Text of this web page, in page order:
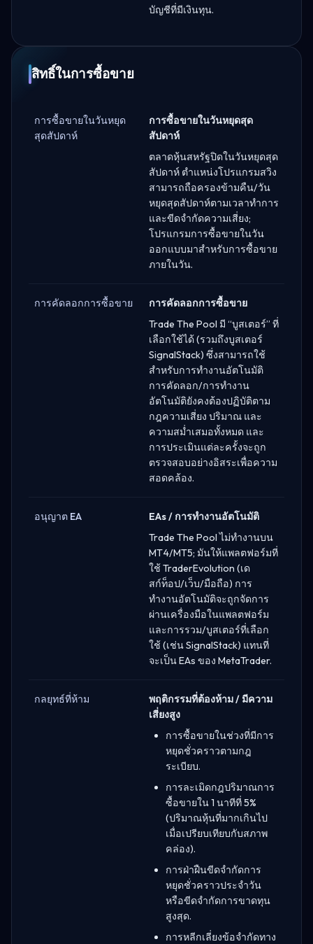
บัญชีที่มีเงินทุน.
สิทธิ์ในการซื้อขาย
การซื้อขายในวันหยุด
สุดสัปดาห์
การซื้อขายในวันหยุดสุด
สัปดาห์
ตลาดหุ้นสหรัฐปิดในวันหยุดสุด
สัปดาห์ ตำแหน่งโปรแกรมสวิง
สามารถถือครองข้ามคืน/วัน
หยุดสุดสัปดาห์ตามเวลาทำการ
และขีดจำกัดความเสี่ยง;
โปรแกรมการซื้อขายในวัน
ออกแบบมาสำหรับการซื้อขาย
ภายในวัน.
การคัดลอกการซื้อขาย
การคัดลอกการซื้อขาย
Trade The Pool มี “บูสเตอร์” ที่
เลือกใช้ได้ (รวมถึงบูสเตอร์
SignalStack) ซึ่งสามารถใช้
สำหรับการทำงานอัตโนมัติ
การคัดลอก/การทำงาน
อัตโนมัติยังคงต้องปฏิบัติตาม
กฎความเสี่ยง ปริมาณ และ
ความสม่ำเสมอทั้งหมด และ
การประเมินแต่ละครั้งจะถูก
ตรวจสอบอย่างอิสระเพื่อความ
สอดคล้อง.
อนุญาต EA
EAs / การทำงานอัตโนมัติ
Trade The Pool ไม่ทำงานบน
MT4/MT5; มันให้แพลตฟอร์มที่
ใช้ TraderEvolution (เด
สก์ท็อป/เว็บ/มือถือ) การ
ทำงานอัตโนมัติจะถูกจัดการ
ผ่านเครื่องมือในแพลตฟอร์ม
และการรวม/บูสเตอร์ที่เลือก
ใช้ (เช่น SignalStack) แทนที่
จะเป็น EAs ของ MetaTrader.
กลยุทธ์ที่ห้าม
พฤติกรรมที่ต้องห้าม / มีความ
เสี่ยงสูง
การซื้อขายในช่วงที่มีการ
หยุดชั่วคราวตามกฎ
ระเบียบ.
การละเมิดกฎปริมาณการ
ซื้อขายใน 1 นาทีที่ 5%
(ปริมาณหุ้นที่มากเกินไป
เมื่อเปรียบเทียบกับสภาพ
คล่อง).
การฝ่าฝืนขีดจำกัดการ
หยุดชั่วคราวประจำวัน
หรือขีดจำกัดการขาดทุน
สูงสุด.
การหลีกเลี่ยงข้อจำกัดทาง